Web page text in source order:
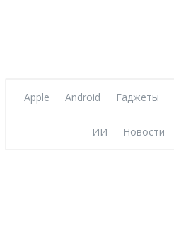
Apple Android Гаджеты
ИИ Новости